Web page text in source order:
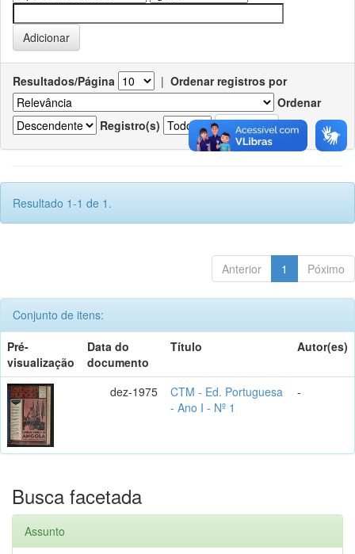
Resultados/Página | Ordenar registros por
Ordenar
Registro(s)
Resultado 1-1 de 1.
Anterior 1 Póximo
Conjunto de itens:
Pré-
visualização
Data do
documento
Título Autor(es)
dez-1975
CTM - Ed. Portuguesa
- Ano I - Nº 1
-
Busca facetada
Assunto